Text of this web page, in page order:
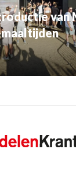
van